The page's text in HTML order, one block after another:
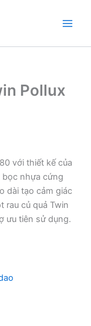
Pollux
với thiết kế của
bọc nhựa cứng
dài tạo cảm giác
rau củ quả Twin
ưu tiên sử dụng.